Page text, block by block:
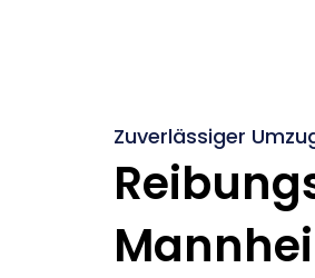
Zuverlässiger